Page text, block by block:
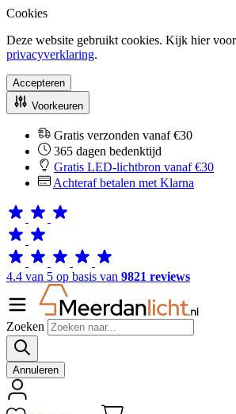
Cookies
Deze website gebruikt cookies. Kijk hier
privacyverklaring.
Accepteren
Voorkeuren
Gratis verzonden vanaf €30
365 dagen bedenktijd
Gratis LED-lichtbron vanaf €30
Achteraf betalen met Klarna
4.4 van 5 op basis van 9821 reviews
Zoeken
Annuleren